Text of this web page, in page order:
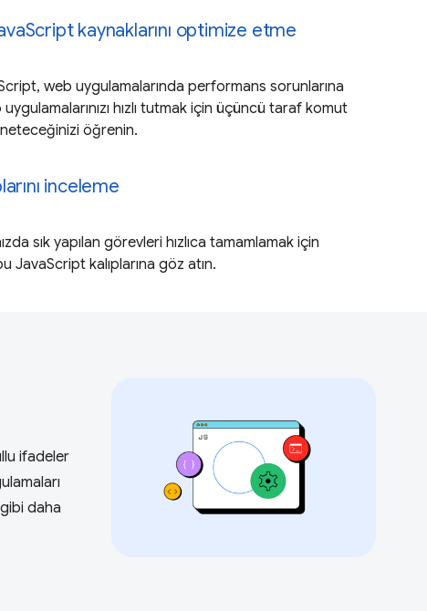
kaynaklarını optimize etme
web uygulamalarında performans sorunlarına
hızlı tutmak için üçüncü taraf komut
öğrenin.
inceleme
sık yapılan görevleri hızlıca tamamlamak için
JavaScript kalıplarına göz atın.
ifadeler
daha